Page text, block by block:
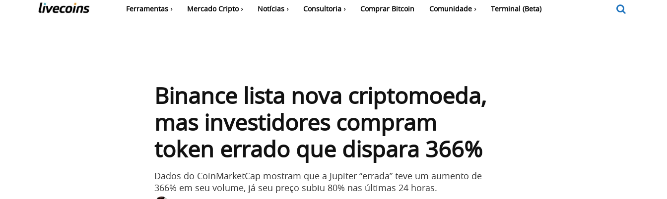
Ferramentas Mercado Cripto Notícias Consultoria Comprar Bitcoin Comunidade Terminal (Beta)
Binance lista nova criptomoeda,
mas investidores compram
token errado que dispara 366%
Dados do CoinMarketCap mostram que a Jupiter “errada” teve um aumento de
366% em seu volume, já seu preço subiu 80% nas últimas 24 horas.